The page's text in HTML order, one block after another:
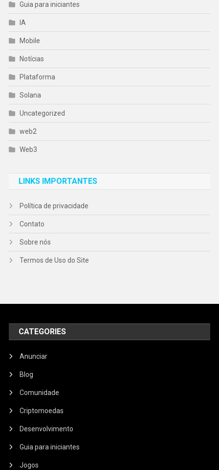
Guia para iniciantes
IA
Mobile
Notícias
Plataforma
Solana
Uncategorized
web2
Web3
LINKS IMPORTANTES
Política de privacidade
Contato
Sobre nós
Termos de Uso do Site
CATEGORIES
Anunciar
Blog
Comunidade
Criptomoedas
Desenvolvimento
Guia para iniciantes
Jogos